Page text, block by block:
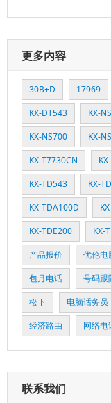
更多内容
30B+D 17969
KX-DT543
KX-
KX-NS700
KX-
KX-T7730CN
KX-TD543
KX-
KX-TDA100D
KX-TDE200
KX-
产品报价
优伦电
包月电话
号码跟
松下
电脑话务员
经济路由
网络电
联系我们